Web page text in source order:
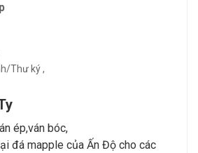
Thư ký ,
ép,ván bóc,
đá mapple của Ấn Độ cho các